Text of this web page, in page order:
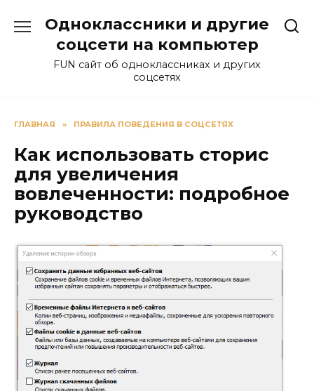
содержанию
Одноклассники и другие
соцсети на компьютер
FUN сайт об одноклассниках и других
соцсетях
ГЛАВНАЯ » ПРАВИЛА ПОВЕДЕНИЯ В СОЦСЕТЯХ
Как использовать сторис
для увеличения
вовлеченности: подробное
руководство